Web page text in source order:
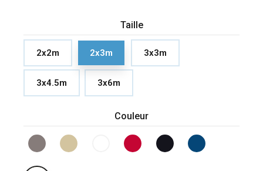
Taille
2x2m 2x3m 3x3m
3x4.5m 3x6m
Couleur